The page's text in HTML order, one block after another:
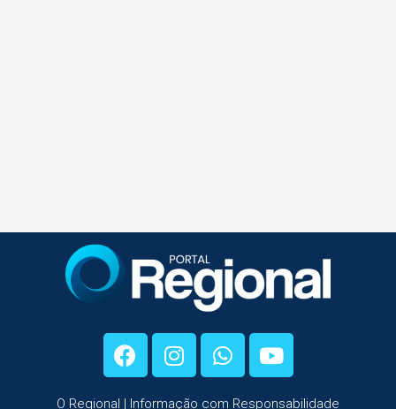
O Regional | Informação com Responsabilidade